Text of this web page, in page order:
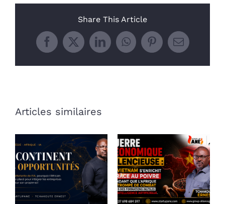
Share This Article
Facebook
X LinkedInWhatsApp
PinterestEmail
Articles similaires